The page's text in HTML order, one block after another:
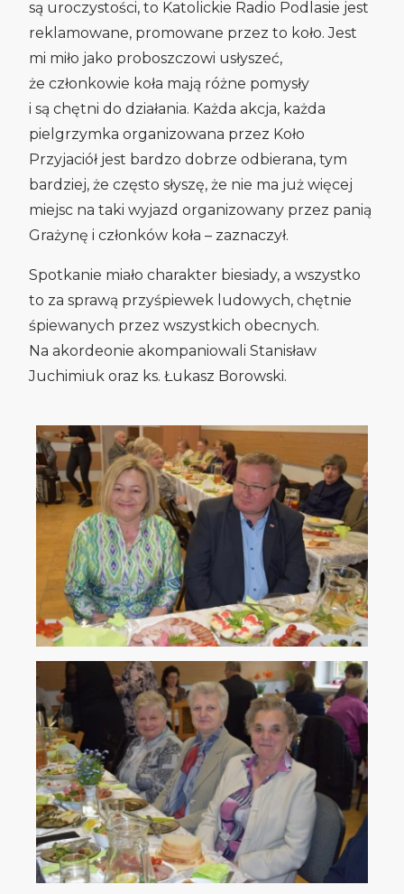
są uroczystości, to Katolickie Radio Podlasie jest
reklamowane, promowane przez to koło. Jest
mi miło jako proboszczowi usłyszeć,
że członkowie koła mają różne pomysły
i są chętni do działania. Każda akcja, każda
pielgrzymka organizowana przez Koło
Przyjaciół jest bardzo dobrze odbierana, tym
bardziej, że często słyszę, że nie ma już więcej
miejsc na taki wyjazd organizowany przez panią
Grażynę i członków koła – zaznaczył.
Spotkanie miało charakter biesiady, a wszystko
to za sprawą przyśpiewek ludowych, chętnie
śpiewanych przez wszystkich obecnych.
Na akordeonie akompaniowali Stanisław
Juchimiuk oraz ks. Łukasz Borowski.